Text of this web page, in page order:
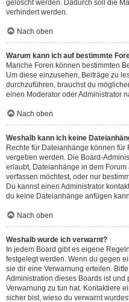
gelöscht werden. Dadurch soll die
verhindert werden.
Nach oben
Warum kann ich auf bestimmte
Manche Foren können bestimmten
Um diese einzusehen, Beiträge zu
durchzuführen, brauchst du
einen Moderator oder Administrator
Nach oben
Weshalb kann ich keine
Rechte für Dateianhänge können
vergeben werden. Die Board-
erlaubt, Dateianhänge in dem
verfassen möchtest, oder nur
Du kannst einen Administrator
du keine Dateianhänge anfügen
Nach oben
Weshalb wurde ich verwarnt?
In jedem Board gibt es eigene
festgelegt werden. Wenn du gegen
sie dir eine Verwarnung erteilen.
Administration dieses Boards ist und
Verwarnung zu tun hat. Kontaktiere
sicher bist, wieso du verwarnt